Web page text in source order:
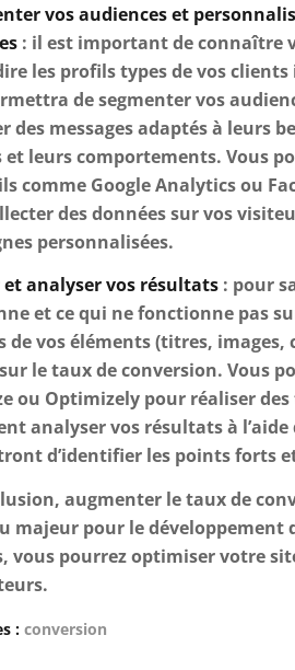
vos audiences et
: il est important de connaître
les profils types de vos clients
de segmenter vos
des messages adaptés à leurs
leurs comportements. Vous
comme Google Analytics ou
des données sur vos
personnalisées.
et analyser vos résultats : pour
et ce qui ne fonctionne pas
de vos éléments (titres,
le taux de conversion. Vous
ou Optimizely pour réaliser
analyser vos résultats à
d’identifier les points forts
augmenter le taux de
majeur pour le développement
vous pourrez optimiser votre
: conversion